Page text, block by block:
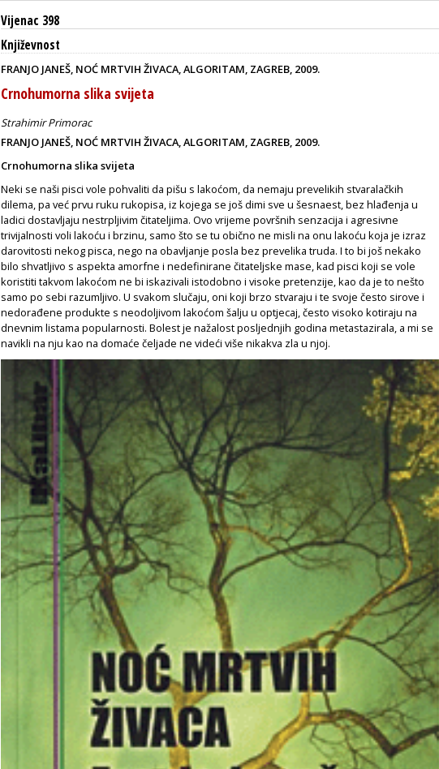
Vijenac 398
Književnost
FRANJO JANEŠ, NOĆ MRTVIH ŽIVACA, ALGORITAM, ZAGREB, 2009.
Crnohumorna slika svijeta
Strahimir Primorac
FRANJO JANEŠ, NOĆ MRTVIH ŽIVACA, ALGORITAM, ZAGREB, 2009.
Crnohumorna slika svijeta
Neki se naši pisci vole pohvaliti da pišu s lakoćom, da nemaju prevelikih stvaralačkih
dilema, pa već prvu ruku rukopisa, iz kojega se još dimi sve u šesnaest, bez hlađenja u
ladici dostavljaju nestrpljivim čitateljima. Ovo vrijeme površnih senzacija i agresivne
trivijalnosti voli lakoću i brzinu, samo što se tu obično ne misli na onu lakoću koja je izraz
darovitosti nekog pisca, nego na obavljanje posla bez prevelika truda. I to bi još nekako
bilo shvatljivo s aspekta amorfne i nedefinirane čitateljske mase, kad pisci koji se vole
koristiti takvom lakoćom ne bi iskazivali istodobno i visoke pretenzije, kao da je to nešto
samo po sebi razumljivo. U svakom slučaju, oni koji brzo stvaraju i te svoje često sirove i
nedorađene produkte s neodoljivom lakoćom šalju u optjecaj, često visoko kotiraju na
dnevnim listama popularnosti. Bolest je nažalost posljednjih godina metastazirala, a mi se
navikli na nju kao na domaće čeljade ne videći više nikakva zla u njoj.